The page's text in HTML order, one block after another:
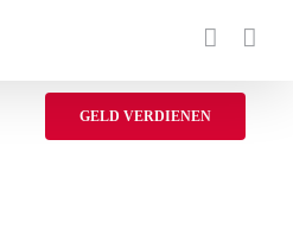
GELD VERDIENEN